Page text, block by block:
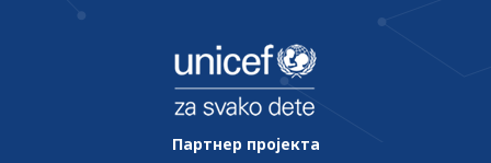
Партнер пројекта